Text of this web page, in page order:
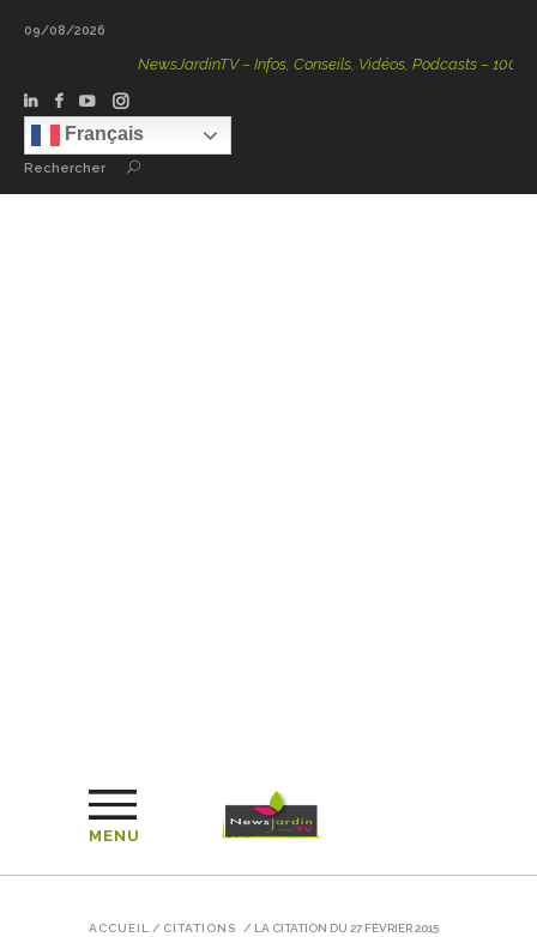
09/08/2026
NewsJardinTV – Infos, Conseils, Vidéos, Podcasts – 100 %
Français
Rechercher
MENU
ACCUEIL / CITATIONS / LA CITATION DU 27 FÉVRIER 2015